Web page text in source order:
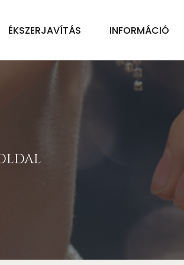
ÉKSZERJAVÍTÁS INFORMÁCIÓ